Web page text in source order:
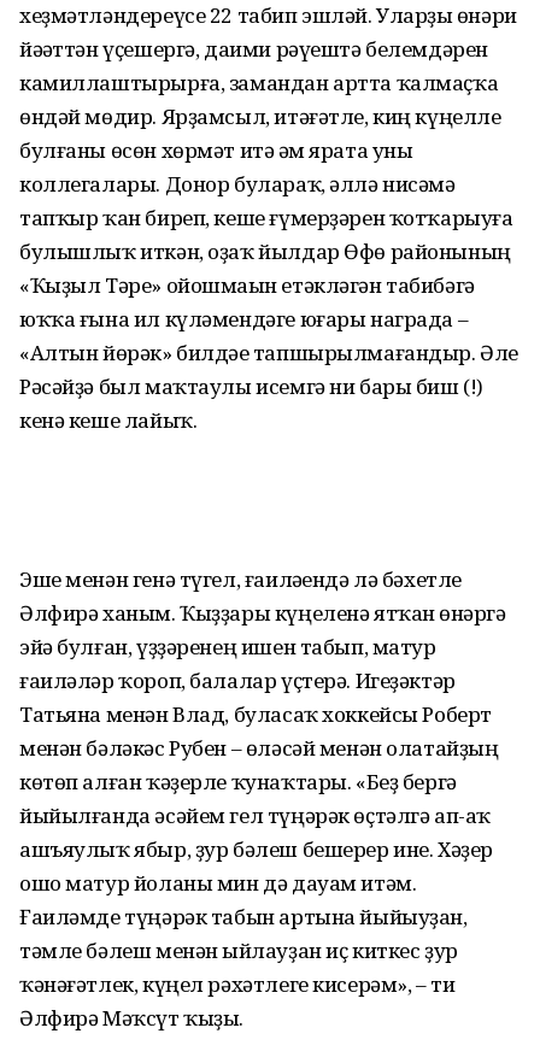
хеҙмәтләндереүсе 22 табип эшләй. Уларҙы һөнәри
йәһәттән үҫешергә, даими рәүештә белемдәрен
камиллаштырырға, замандан артта ҡалмаҫҡа
өндәй мөдир. Ярҙамсыл, итәғәтле, киң күңелле
булғаны өсөн хөрмәт итә һәм ярата уны
коллегалары. Донор булараҡ, әллә нисәмә
тапҡыр ҡан биреп, кеше ғүмерҙәрен ҡотҡарыуға
булышлыҡ иткән, оҙаҡ йылдар Өфө районының
«Ҡыҙыл Тәре» ойошмаһын етәкләгән табибәгә
юҡҡа ғына ил күләмендәге юғары награда –
«Алтын йөрәк» билдәһе тапшы­рылмағандыр. Әле
Рәсәйҙә был маҡтаулы исемгә ни бары биш (!)
кенә кеше лайыҡ.
Эше менән генә түгел, ғаиләһендә лә бәхетле
Әлфирә ханым. Ҡыҙҙары күңеленә ятҡан һөнәргә
эйә булған, үҙҙәренең ишен табып, матур
ғаиләләр ҡороп, балалар үҫтерә. Игеҙәктәр
Татьяна менән Влад, буласаҡ хоккейсы Роберт
менән бәләкәс Рубен – өләсәй менән олатайҙың
көтөп алған ҡәҙерле ҡунаҡтары. «Беҙ бергә
йыйылғанда әсәйем гел түңәрәк өҫтәлгә ап-аҡ
ашъяулыҡ ябыр, ҙур бәлеш бешерер ине. Хәҙер
ошо матур йоланы мин дә дауам итәм.
Ғаиләмде түңәрәк табын артына йыйыуҙан,
тәмле бәлеш менән һыйлауҙан иҫ киткес ҙур
ҡәнәғәтлек, күңел рәхәтлеге кисерәм», – ти
Әлфирә Мәҡсүт ҡыҙы.